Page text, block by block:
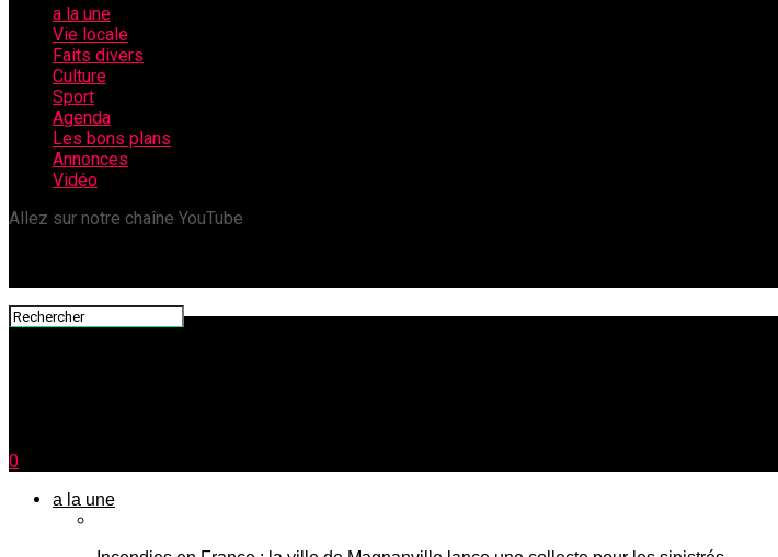
a la une
Vie locale
Faits divers
Culture
Sport
Agenda
Les bons plans
Annonces
Vidéo
Allez sur notre chaîne YouTube
0
a la une